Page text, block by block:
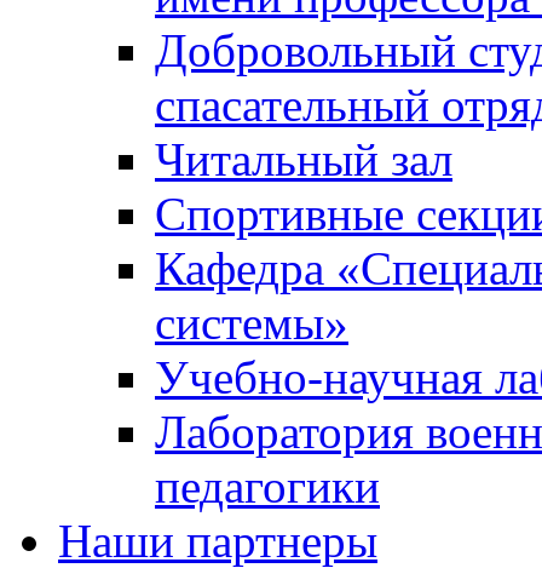
Добровольный
спасательный
Читальный зал
Спортивные
Кафедра
системы»
Учебно-научная
Лаборатория
педагогики
Наши партнеры